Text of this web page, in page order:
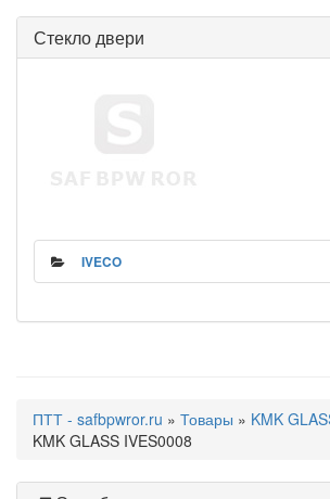
Стекло двери
IVECO
ПТТ - safbpwror.ru » Товары » KMK
KMK GLASS IVES0008